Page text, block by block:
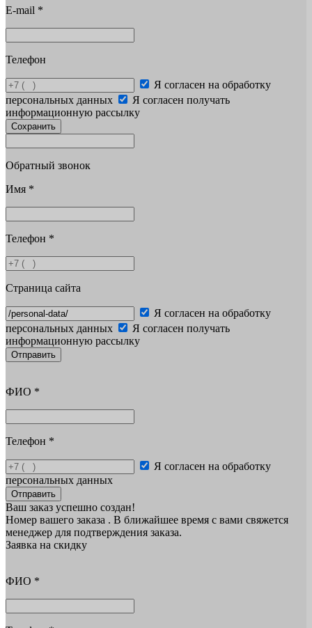
E-mail *
Телефон
Я согласен на обработку
персональных данных
Я согласен получать
информационную рассылку
Сохранить
Обратный звонок
Имя *
Телефон *
Страница сайта
Я согласен на обработку
персональных данных
Я согласен получать
информационную рассылку
Отправить
ФИО *
Телефон *
Я согласен на обработку
персональных данных
Отправить
Ваш заказ успешно создан!
Номер вашего заказа . В ближайшее время с вами свяжется
менеджер для подтверждения заказа.
Заявка на скидку
ФИО *